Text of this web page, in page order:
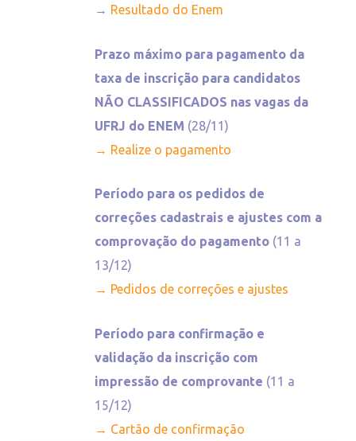
→ Resultado do Enem
Prazo máximo para pagamento da
taxa de inscrição para candidatos
NÃO CLASSIFICADOS nas vagas da
UFRJ do ENEM (28/11)
→ Realize o pagamento
Período para os pedidos de
correções cadastrais e ajustes com a
comprovação do pagamento (11 a
13/12)
→ Pedidos de correções e ajustes
Período para confirmação e
validação da inscrição com
impressão de comprovante (11 a
15/12)
→ Cartão de confirmação